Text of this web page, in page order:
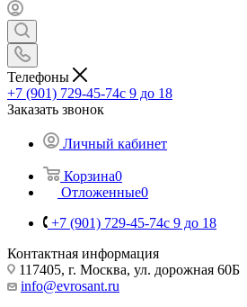
Телефоны
+7 (901) 729-45-74c 9 до 18
Заказать звонок
Личный кабинет
Корзина0
Отложенные0
+7 (901) 729-45-74c 9 до 18
Контактная информация
117405, г. Москва, ул. дорожная 60Б
info@evrosant.ru